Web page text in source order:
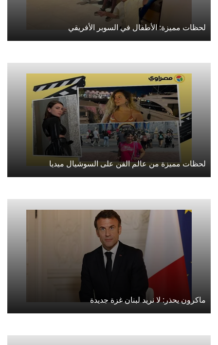
لحظات مميزة: الأطفال في السوبر الأفريقي
لحظات مميزة من عالم الفن على السوشيال ميديا
ماكرون يحذر: لا نريد لبنان غزة جديدة